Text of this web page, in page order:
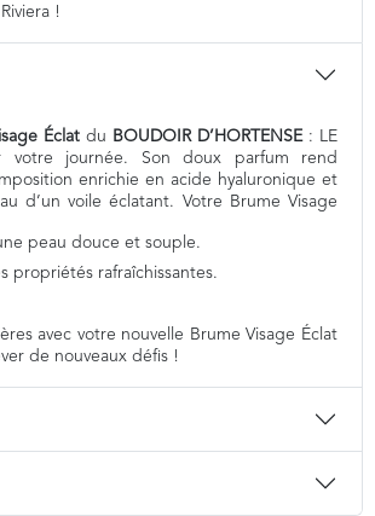
!
Éclat du BOUDOIR D’HORTENSE: LE
votre journée. Son doux parfum rend
enrichie en acide hyaluronique et
d’un voile éclatant. Votre Brume Visage
peau douce et souple.
propriétés rafraîchissantes.
avec votre nouvelle Brume Visage Éclat
de nouveaux défis !